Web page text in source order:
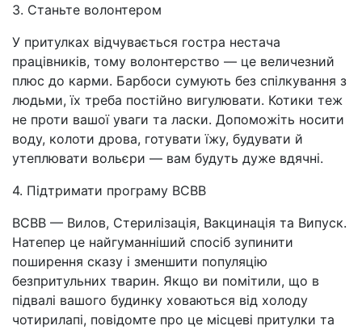
3. Станьте волонтером
У притулках відчувається гостра нестача
працівників, тому волонтерство — це величезний
плюс до карми. Барбоси сумують без спілкування з
людьми, їх треба постійно вигулювати. Котики теж
не проти вашої уваги та ласки. Допоможіть носити
воду, колоти дрова, готувати їжу, будувати й
утеплювати вольєри — вам будуть дуже вдячні.
4. Підтримати програму ВСВВ
ВСВВ — Вилов, Стерилізація, Вакцинація та Випуск.
Натепер це найгуманніший спосіб зупинити
поширення сказу і зменшити популяцію
безпритульних тварин. Якщо ви помітили, що в
підвалі вашого будинку ховаються від холоду
чотирилапі, повідомте про це місцеві притулки та